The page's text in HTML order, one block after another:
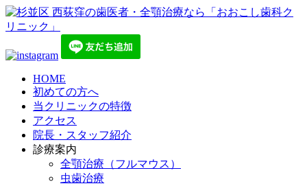
HOME
初めての方へ
当クリニックの特徴
アクセス
院長・スタッフ紹介
診療案内
全顎治療（フルマウス）
虫歯治療